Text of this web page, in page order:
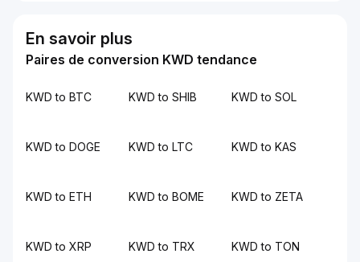
En savoir plus
Paires de conversion KWD tendance
KWD to BTC KWD to SHIB KWD to SOL
KWD to DOGE KWD to LTC KWD to KAS
KWD to ETH KWD to BOME KWD to ZETA
KWD to XRP KWD to TRX KWD to TON